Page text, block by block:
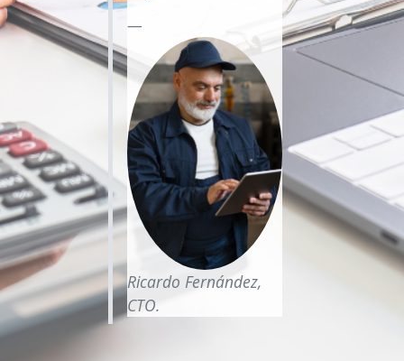
Ricardo Fernández,
CTO.